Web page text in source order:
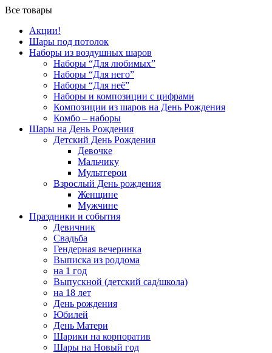
Все товары
Акции!
Шары под потолок
Наборы из воздушных шаров
Наборы “Для любимых”
Наборы “Для него”
Наборы “Для неё”
Наборы и композиции с цифрами
Композиции из шаров на День Рождения
Комбо – наборы
Шары на День Рождения
Детский День Рождения
Девочке
Мальчику
Мультгерои
Взрослый День рождения
Женщине
Мужчине
Праздники и события
Девичник
Свадьба
Гендерная вечеринка
Выписка из роддома
на 1 год
Выпускной (детский сад/школа)
на 18 лет
День рождения
Юбилей
День Матери
Шарики на корпоратив
Шары на Новый год